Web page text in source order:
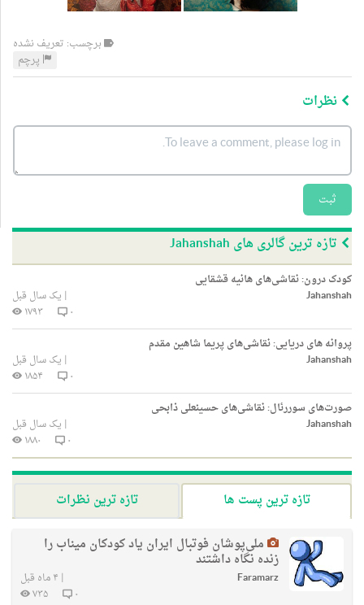
برچسب: تعریف نشده
پرچم
نظرات
ثبت
تازه ترین گالری های Jahanshah
کودک درون: نقاشی‌های هانیه قشقایی
Jahanshah
| یک سال قبل
۰
۱۷۹۳
پروانه های دریایی: نقاشی‌های پریما شاهین مقدم
Jahanshah
| یک سال قبل
۰
۱۸۵۴
صورت‌های سوررئال: نقاشی‌های حسینعلی ذابحی
Jahanshah
| یک سال قبل
۰
۱۸۸۰
تازه ترین پست ها
تازه ترین نظرات
ملی‌پوشان فوتبال ایران یاد کودکان میناب را
زنده نگاه داشتند
Faramarz
| ۴ ماه قبل
۰
۷۳۵